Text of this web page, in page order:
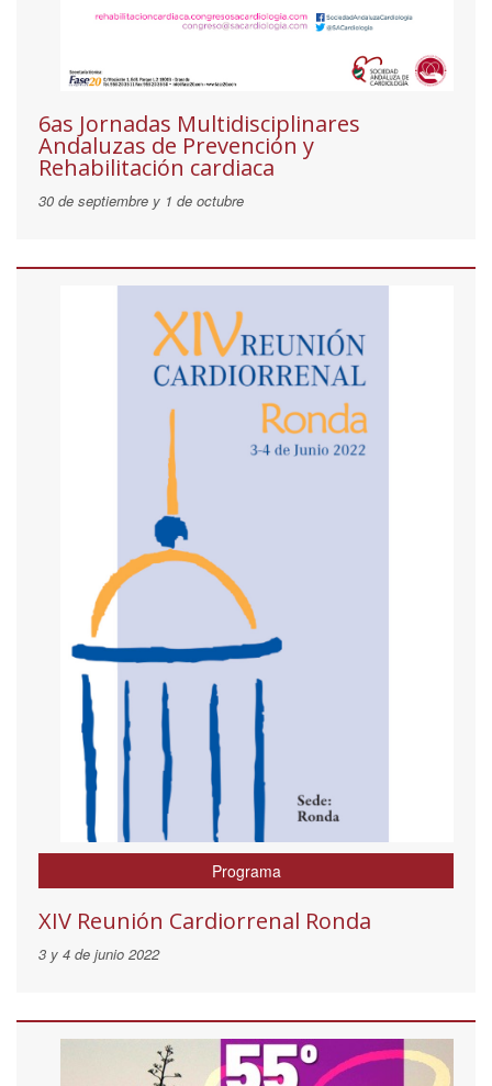
6as Jornadas Multidisciplinares
Andaluzas de Prevención y
Rehabilitación cardiaca
30 de septiembre y 1 de octubre
Programa
XIV Reunión Cardiorrenal Ronda
3 y 4 de junio 2022